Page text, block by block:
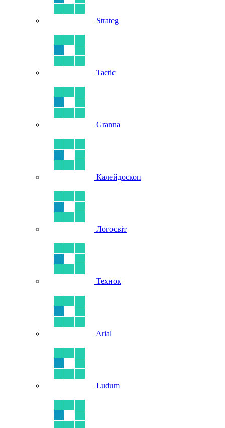
Strateg
Tactic
Granna
Калейдоскоп
Логосвіт
Технок
Arial
Ludum